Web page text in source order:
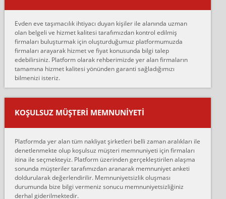
çalıştıklarını, müş...
Ahmet:
Lüleburgaz güngünes evden eve naklyat eşyalarımı taşımak için
anlaştık sabah eve geldiklerinde de eşyalarımı düzgün şekilde
sarcaz demelerine r...
mehmet güldü:
Ankara ALİCANLAR NAKLİYAT Tutarsız ve ticari ahlak problemleri
var verdikleri fiyat teklifini arttırdılar. Sonrasında taşıma gününde
oldukça tutarsı...
Ankara Alicanlar naklyat tel 5465524025. 2600 TL'ye ankaradan
Konya ya Alicanlar naklyat la anlaştık bu şahıs evin taşınacağı gün
fiyatın mazoto gele...
Fatih kokmese:
Diyarbakır dan eşyamı getirtmek için anlaştım sözleşme yaptım.
Evden eve taşımacılık ihtiyacı duyan kişiler ile alanında uzman
olan belgeli ve hizmet kalitesi tarafımızdan kontrol edilmiş
firmaları buluşturmak için oluşturduğumuz platformumuzda
firmaları arayarak hizmet ve fiyat konusunda bilgi talep
edebilirsiniz. Platform olarak rehberimizde yer alan firmaların
tamamına hizmet kalitesi yönünden garanti sağladığımızı
bilmenizi isteriz.
KOŞULSUZ MÜŞTERI MEMNUNIYETI
Platformda yer alan tüm nakliyat şirketleri belli zaman aralıkları ile
denetlenmekte olup koşulsuz müşteri memnuniyeti için firmaları
itina ile seçmekteyiz. Platform üzerinden gerçekleştirilen alaşma
sonunda müşteriler tarafımızdan aranarak memnuniyet anketi
doldurularak değerlendirilir. Memnuniyetsizlik oluşması
durumunda bize bilgi vermeniz sonucu memnuniyetsizliğiniz
derhal giderilmektedir.